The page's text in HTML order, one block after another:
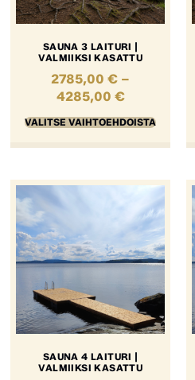
SAUNA 3 LAITURI |
VALMIIKSI KASATTU
2785,00€ –
4285,00 €
VALITSE VAIHTOEHDOISTA
SAUNA 4 LAITURI |
VALMIIKSI KASATTU